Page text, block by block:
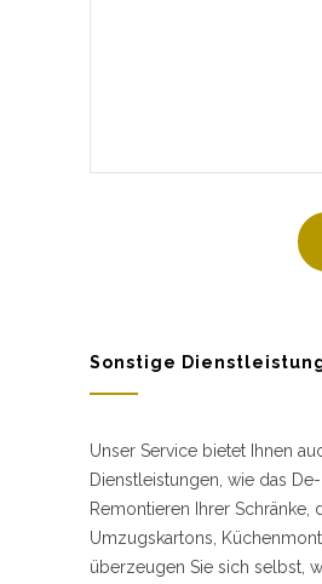
Sonstige
Unser Service bietet Ihnen
Dienstleistungen, wie das
Remontieren Ihrer Schränke,
Umzugskartons,
überzeugen Sie sich selbst,